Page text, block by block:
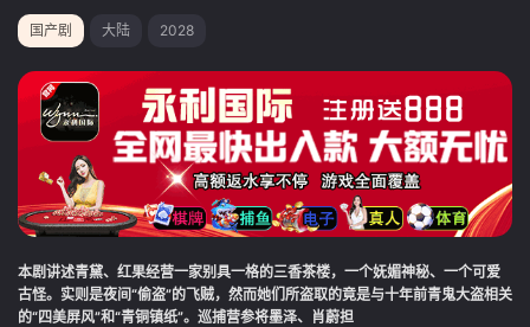
国产剧 大陆 2028
本剧讲述青黛、红果经营一家别具一格的三香茶楼，一个妩媚神秘、一个可爱
古怪。实则是夜间“偷盗”的飞贼，然而她们所盗取的竟是与十年前青鬼大盗相关
的“四美屏风”和“青铜镇纸”。巡捕营参将墨泽、肖蔚担